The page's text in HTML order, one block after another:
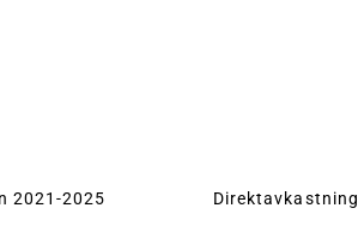
2021-2025 Direktavkastning